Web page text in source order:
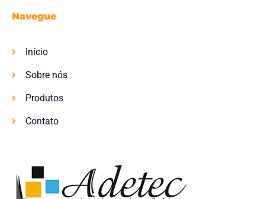
Navegue
Início
Sobre nós
Produtos
Contato